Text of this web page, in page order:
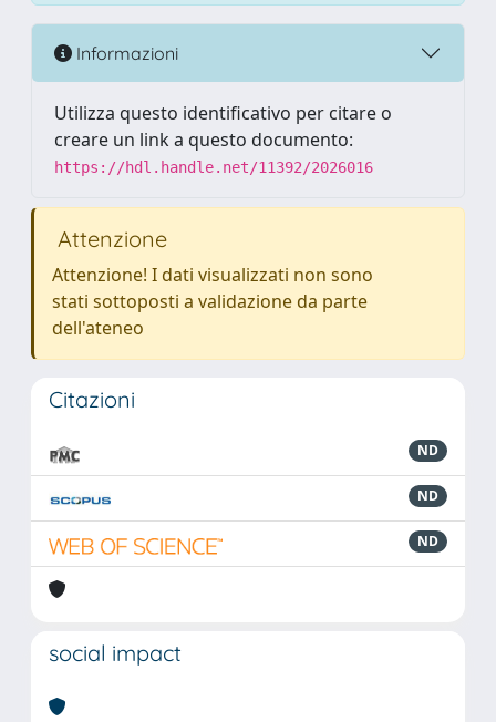
Informazioni
Utilizza questo identificativo per citare o
creare un link a questo documento:
https://hdl.handle.net/11392/2026016
Attenzione
Attenzione! I dati visualizzati non sono
stati sottoposti a validazione da parte
dell'ateneo
Citazioni
ND
ND
ND
social impact